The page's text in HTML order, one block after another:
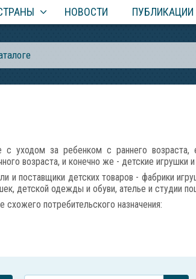
НОВОСТИ ПУБЛИКАЦИИ
уходом за ребенком с раннего возраста,
возраста, и конечно же - детские игрушки
поставщики детских товаров - фабрики
детской одежды и обуви, ателье и студии
потребительского назначения: